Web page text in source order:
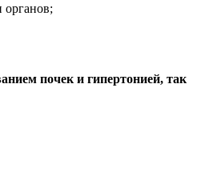
органов;
почек и гипертонией, так